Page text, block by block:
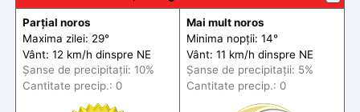
Parțial noros
Maxima zilei: 29°
Vânt: 12 km/h dinspre NE
Șanse de precipitații: 10%
Cantitate precip.: 0
Mai mult noros
Minima nopții: 14°
Vânt: 11 km/h dinspre NE
Șanse de precipitații: 5%
Cantitate precip.: 0